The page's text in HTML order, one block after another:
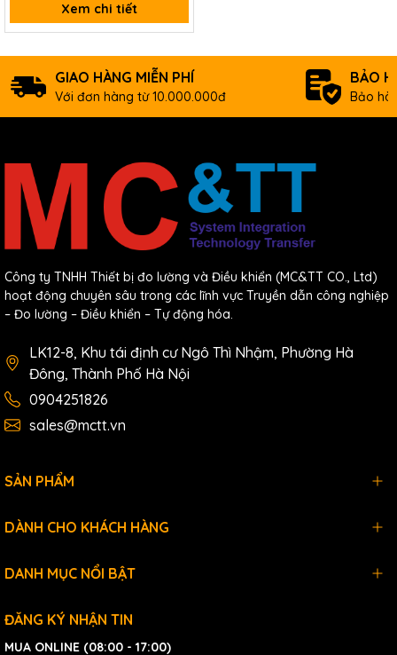
Xem chi tiết
GIAO HÀNG MIỄN PHÍ
Với đơn hàng từ 10.000.000đ
BẢO
Bảo
Công ty TNHH Thiết bị đo lường và Điều khiển (MC&TT CO., Ltd)
hoạt động chuyên sâu trong các lĩnh vực Truyền dẫn công nghiệp
– Đo lường – Điều khiển – Tự động hóa.
LK12-8, Khu tái định cư Ngô Thì Nhậm, Phường Hà
Đông, Thành Phố Hà Nội
0904251826
sales@mctt.vn
SẢN PHẨM
DÀNH CHO KHÁCH HÀNG
DANH MỤC NỔI BẬT
ĐĂNG KÝ NHẬN TIN
MUA ONLINE (08:00 - 17:00)